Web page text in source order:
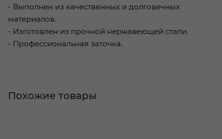
- Выполнен из качественных и долговечных
материалов.
- Изготовлен из прочной нержавеющей стали.
- Профессиональная заточка.
Похожие товары